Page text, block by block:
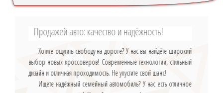
Продажей авто: качество и надёжность!
Хотите ощутить свободу на дороге? У нас вы найдёте широкий
выбор новых кроссоверов! Современные технологии, стильный
дизайн и отличная проходимость. Не упустите свой шанс!
Ищете надёжный семейный автомобиль? У нас есть отличное